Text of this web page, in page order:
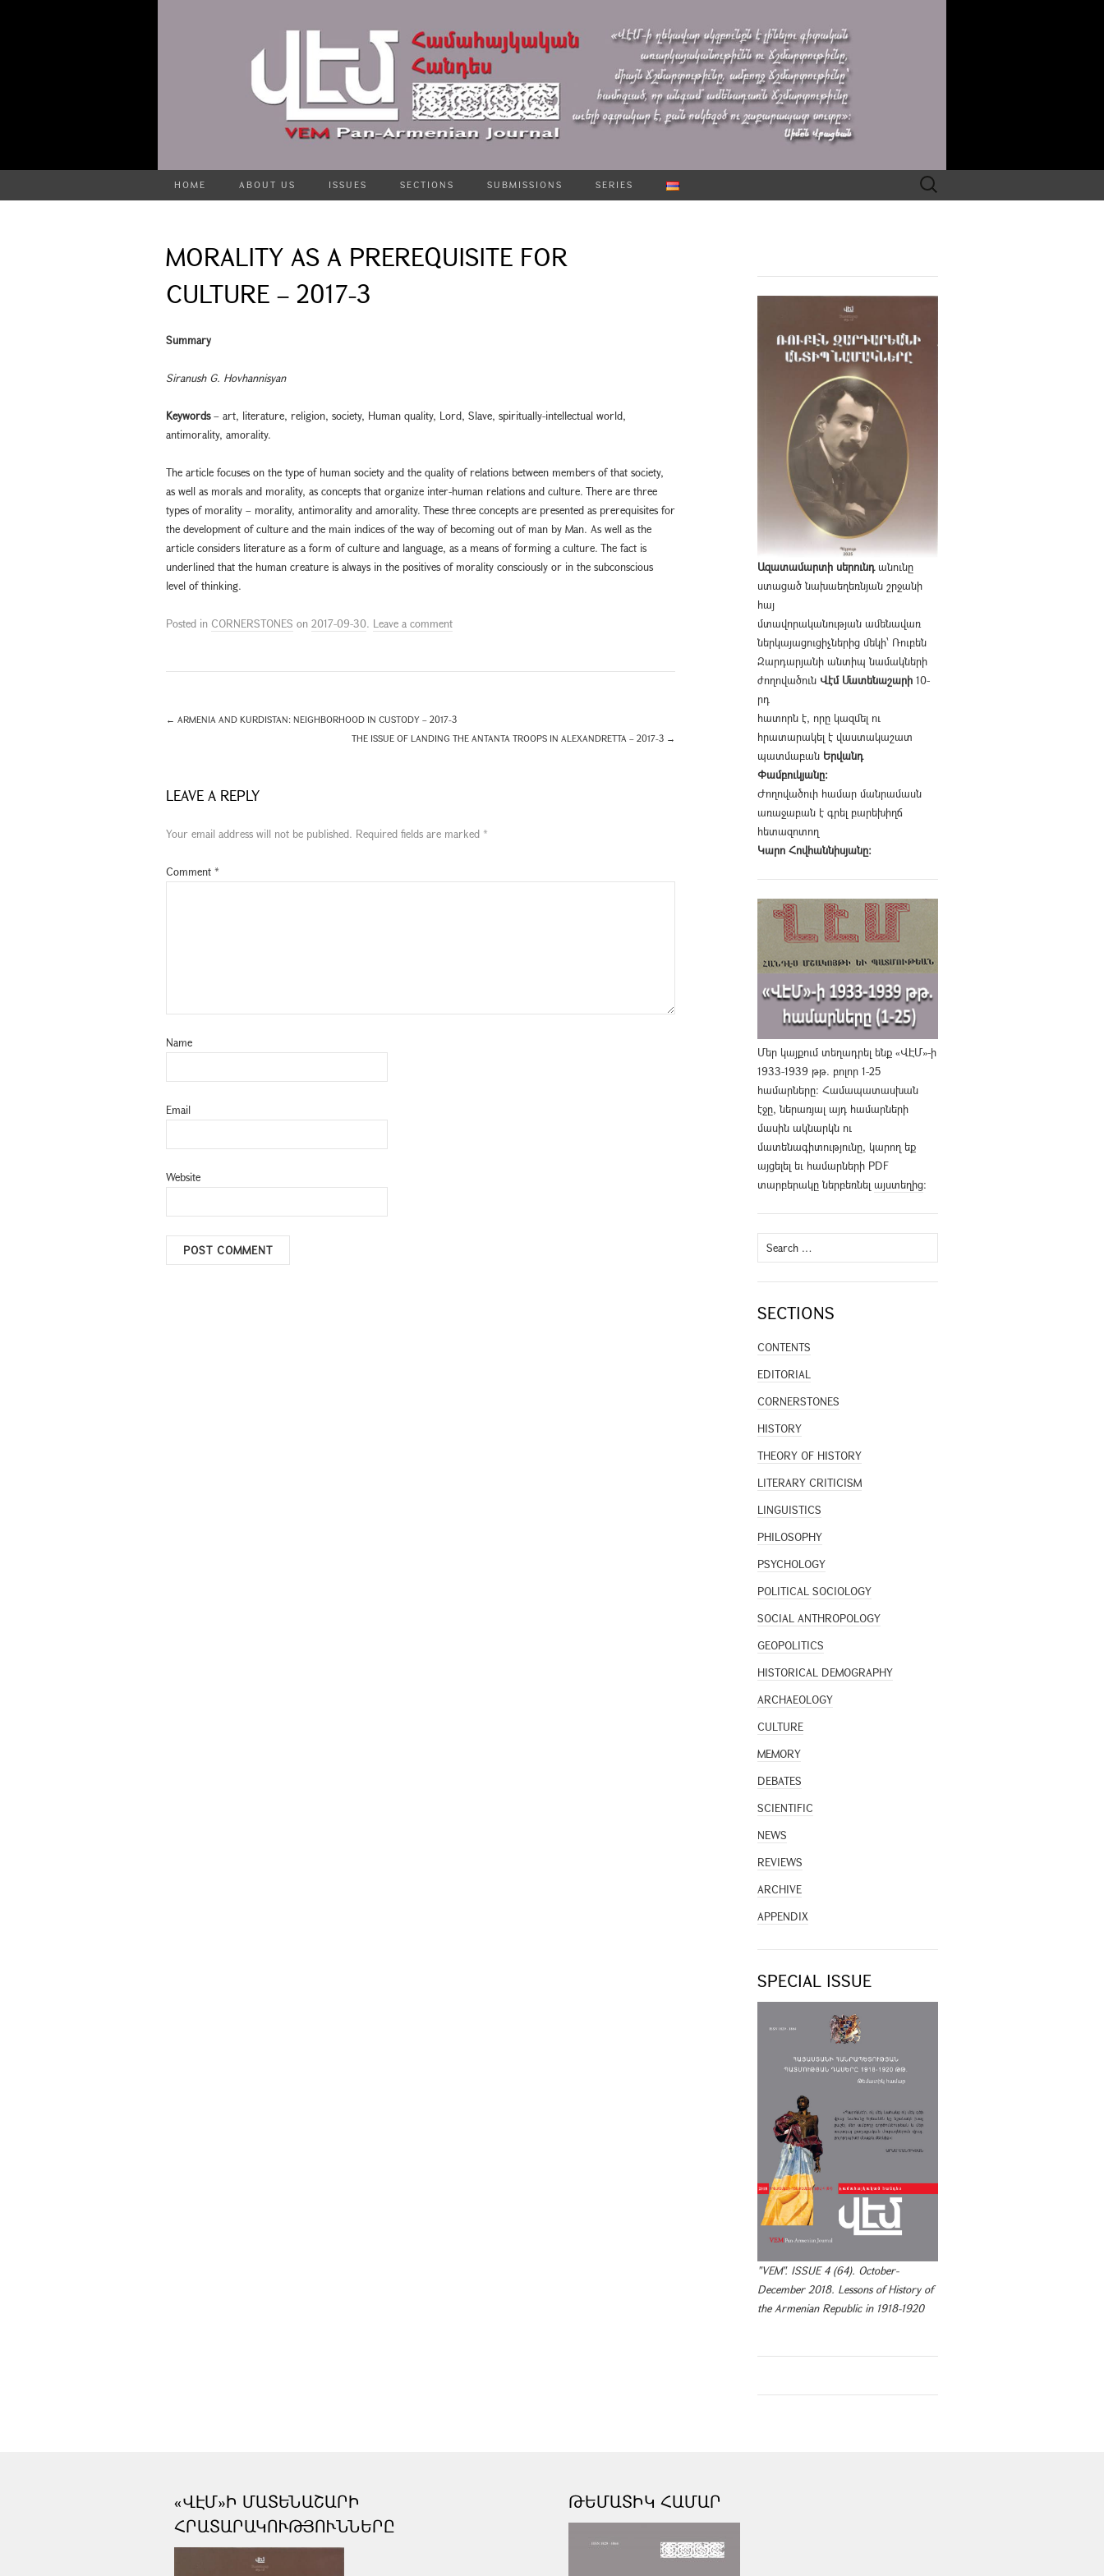
HOME ABOUT US ISSUES SECTIONS SUBMISSIONS SERIES
Search
for:
MORALITY AS A PREREQUISITE FOR
CULTURE – 2017-3
Summary
Siranush G. Hovhannisyan
Keywords– art, literature, religion, society, Human quality, Lord, Slave, spiritually-intellectual world,
antimorality, amorality.
The article focuses on the type of human society and the quality of relations between members of that society,
as well as morals and morality, as concepts that organize inter-human relations and culture. There are three
types of morality – morality, antimorality and amorality. These three concepts are presented as prerequisites for
the development of culture and the main indices of the way of becoming out of man by Man. As well as the
article considers literature as a form of culture and language, as a means of forming a culture. The fact is
underlined that the human creature is always in the positives of morality consciously or in the subconscious
level of thinking.
Posted in CORNERSTONES on 2017-09-30. Leave a comment
← ARMENIA AND KURDISTAN: NEIGHBORHOOD IN CUSTODY – 2017-3
THE ISSUE OF LANDING THE ANTANTA TROOPS IN ALEXANDRETTA – 2017-3 →
LEAVE A REPLY
Your email address will not be published. Required fields are marked *
Comment *
Name
Email
Website
Ազատամարտի սերունդանունը
ստացած նախաեղեռնյան շրջանի
հայ
մտավորականության ամենավառ
ներկայացուցիչներից մեկի՝ Ռուբեն
Զարդարյանի անտիպ նամակների
ժողովածուն Վէմ Մատենաշարի 10-
րդ
հատորն է, որը կազմել ու
հրատարակել է վաստակաշատ
պատմաբան Երվանդ
Փամբուկյանը։
Ժողովածուի համար մանրամասն
առաջաբան է գրել բարեխիղճ
հետազոտող
Կարո Հովհաննիսյանը։
Մեր կայքում տեղադրել ենք «ՎԷՄ»-ի
1933-1939 թթ. բոլոր 1-25
համարները։ Համապատասխան
էջը, ներառյալ այդ համարների
մասին ակնարկն ու
մատենագիտությունը, կարող եք
այցելել եւ համարների PDF
տարբերակը ներբեռնել այստեղից։
Search
for:
SECTIONS
CONTENTS
EDITORIAL
CORNERSTONES
HISTORY
THEORY OF HISTORY
LITERARY CRITICISM
LINGUISTICS
PHILOSOPHY
PSYCHOLOGY
POLITICAL SOCIOLOGY
SOCIAL ANTHROPOLOGY
GEOPOLITICS
HISTORICAL DEMOGRAPHY
ARCHAEOLOGY
CULTURE
MEMORY
DEBATES
SCIENTIFIC
NEWS
REVIEWS
ARCHIVE
APPENDIX
SPECIAL ISSUE
"VEM". ISSUE 4 (64). October-
December 2018. Lessons of History of
the Armenian Republic in 1918-1920
«ՎԷՄ»Ի ՄԱՏԵՆԱՇԱՐԻ
ՀՐԱՏԱՐԱԿՈՒԹՅՈՒՆՆԵՐԸ
ԹԵՄԱՏԻԿ ՀԱՄԱՐ